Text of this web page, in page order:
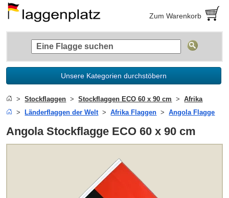
Zum Warenkorb
Unsere Kategorien durchstöbern
Stockflaggen Stockflaggen ECO 60 x 90 cm
Afrika
Länderflaggen der Welt
Afrika Flaggen Angola Flagge
Angola Stockflagge ECO 60 x 90 cm